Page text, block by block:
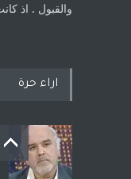
والقبول . اذ
اراء حرة